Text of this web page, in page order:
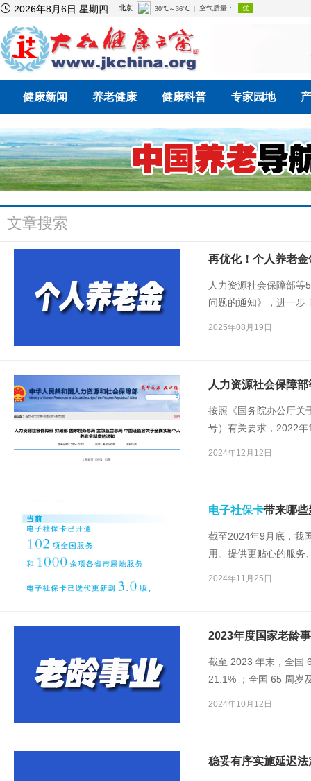
 2026年8月6日 星期四
健康新闻 养老健康 健康科普 专家园地
文章搜索
再优化！个人养老
人力资源社会保障部
问题的通知》，进一步
2025年08月19日
按照《国务院办公厅关
号）有关要求，2022
2024年12月12日
电子社保卡带来哪些
截至2024年9月底，我
用。提供更贴心的服
2024年11月25日
2023年度国家老龄
截至 2023 年末，全国
21.1% ；全国 65 周岁
2024年10月12日
稳妥有序实施延迟